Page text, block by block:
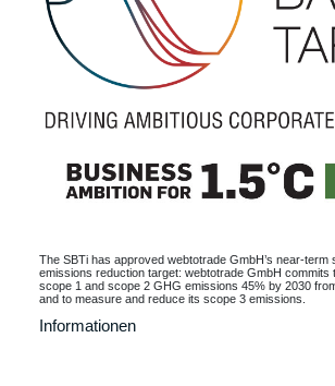
The SBTi has approved webtotrade GmbH’s near-term
emissions reduction target: webtotrade GmbH commits
scope 1 and scope 2 GHG emissions 45% by 2030
and to measure and reduce its scope 3 emissions.
Informationen